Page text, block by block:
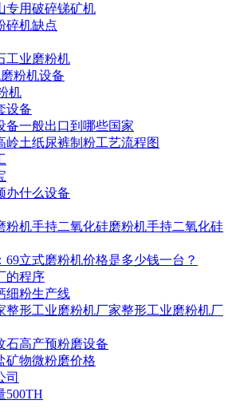
专用破碎锑矿机
碎机缺点
工业磨粉机
粉机设备
机
设备
备一般出口到哪些国家
岭土纸尿裤制粉工艺流程图
办什么设备
粉机手持二氧化硅磨粉机手持二氧化硅
69立式磨粉机价格是多少钱一台？
的程序
细粉生产线
整形工业磨粉机厂家整形工业磨粉机厂
石高产预粉磨设备
矿物微粉磨价格
司
500TH